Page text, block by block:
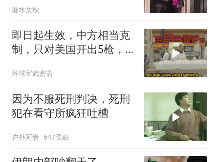
凝水文秋
即日起生效，中方相当克
制，只对美国开出5枪，
环球军武密语
因为不服死刑判决，死刑
犯在看守所疯狂吐槽
户外阿崭 647跟贴